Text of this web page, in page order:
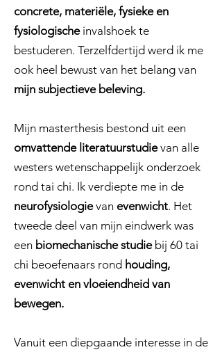
concrete, materiële, fysieke en
fysiologische invalshoek te
bestuderen. Terzelfdertijd werd ik me
ook heel bewust van het belang van
mijn subjectieve beleving.
Mijn masterthesis bestond uit een
omvattende literatuurstudievan alle
westers wetenschappelijk onderzoek
rond tai chi. Ik verdiepte me in de
neurofysiologievan evenwicht. Het
tweede deel van mijn eindwerk was
een biomechanische studie bij 60 tai
chi beoefenaars rond houding,
evenwicht en vloeiendheid van
bewegen.
Vanuit een diepgaande interesse in de